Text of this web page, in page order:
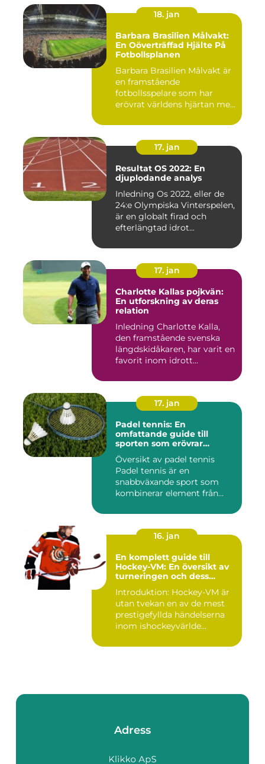
18. jan
Barbara Brasilien Målvakt:
En Oöverträffad Hjälte På
Fotbollsplanen
Barbara Brasilien Målvakt är
en framstående
fotbollsspelare som har
erövrat världens hjärtan med
17. jan
Resultat OS 2022: En
djuplodande analys
Inledning Os 2022, eller de
24:e Olympiska Vinterspelen,
är en globalt firad och
efterlängtad idrot...
17. jan
Charlotte Kallas pojkvän:
En utforskning av deras
relation
Inledning Charlotte Kalla,
den framstående svenska
längdskidåkaren, har varit en
favorit inom idrott...
17. jan
Padel tennis: En
omfattande guide till
sporten som erövrar
världen
Översikt av padel tennis
Padel tennis är en
snabbväxande sport som
kombinerar element från
16. jan
En komplett guide till
Hockey-VM: En översikt av
turneringen och dess
Introduktion: Hockey-VM är
utan tvekan en av de mest
prestigefyllda händelserna
inom ishockeyvärlde...
Adress